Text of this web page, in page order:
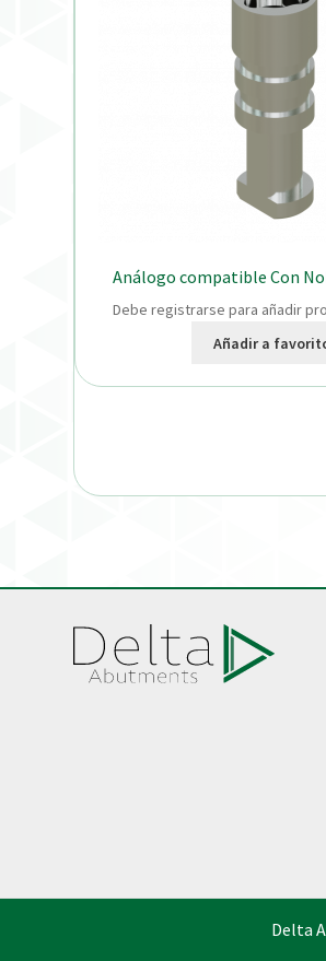
Análogo compatible Con
Debe registrarse para añadir
Añadir a
Delta